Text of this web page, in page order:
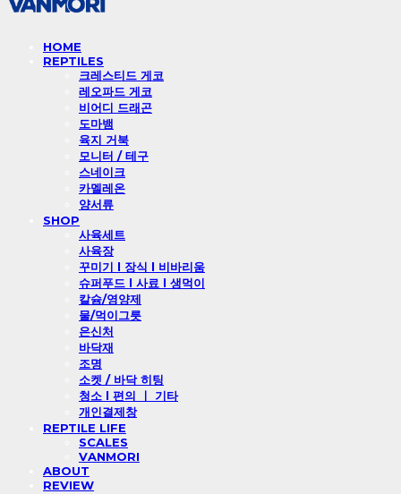
HOME
REPTILES
크레스티드 게코
레오파드 게코
비어디 드래곤
도마뱀
육지 거북
모니터 / 테구
스네이크
카멜레온
양서류
SHOP
사육세트
사육장
꾸미기 l 장식 l 비바리움
슈퍼푸드 l 사료 l 생먹이
칼슘/영양제
물/먹이그릇
은신처
바닥재
조명
소켓 / 바닥 히팅
청소 l 편의 ㅣ 기타
개인결제창
REPTILE LIFE
SCALES
VANMORI
ABOUT
REVIEW